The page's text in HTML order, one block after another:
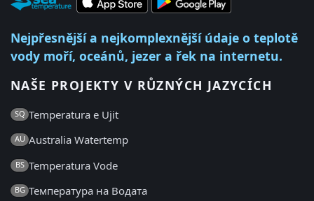
Nejpřesnější a nejkomplexnější údaje o teplotě
vody moří, oceánů, jezer a řek na internetu.
NAŠE PROJEKTY V RŮZNÝCH JAZYCÍCH
SQ Temperatura e Ujit
AU Australia Watertemp
BS Temperatura Vode
BG Температура на Водата